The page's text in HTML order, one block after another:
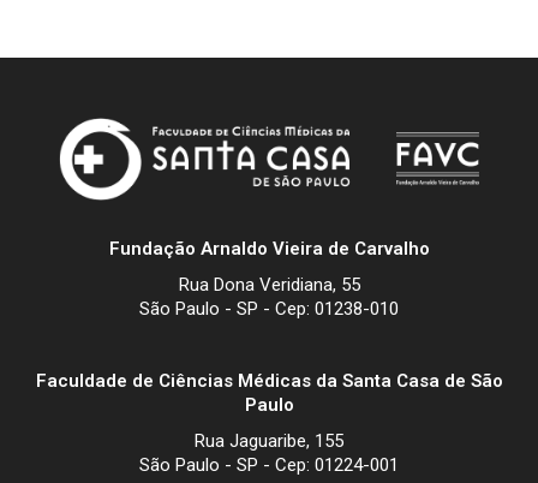
Fundação Arnaldo Vieira de Carvalho
Rua Dona Veridiana, 55
São Paulo - SP - Cep: 01238-010
Faculdade de Ciências Médicas da Santa Casa de São
Paulo
Rua Jaguaribe, 155
São Paulo - SP - Cep: 01224-001